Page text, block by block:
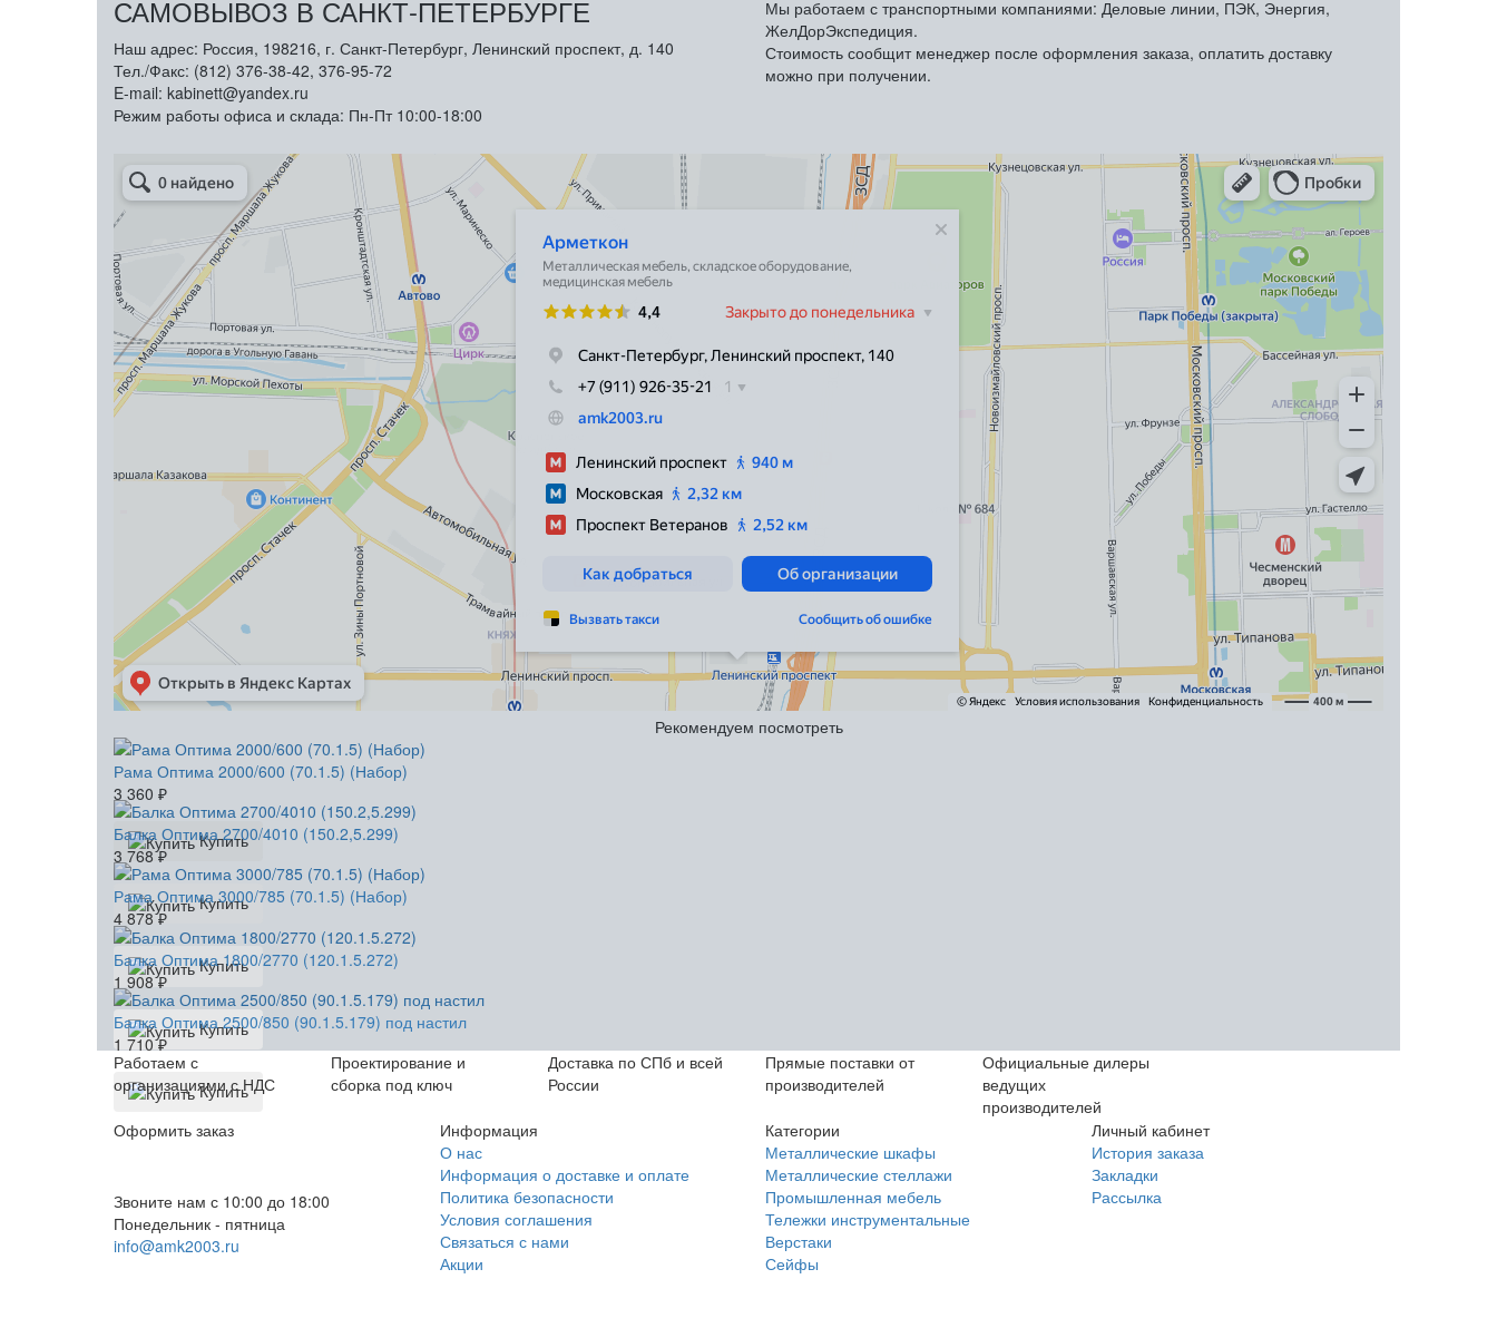
САМОВЫВОЗ В САНКТ-ПЕТЕРБУРГЕ
Наш адрес: Россия, 198216, г. Санкт-Петербург, Ленинский проспект, д. 140
Тел./Факс: (812) 376-38-42, 376-95-72
E-mail: kabinett@yandex.ru
Режим работы офиса и склада: Пн-Пт 10:00-18:00
Мы работаем с транспортными компаниями: Деловые линии, ПЭК, Энергия,
ЖелДорЭкспедиция.
Стоимость сообщит менеджер после оформления заказа, оплатить доставку
можно при получении.
Металлическая мебель в Санкт‑Петербурге
Торговое оборудование в Санкт‑Петербурге
Рекомендуем посмотреть
Рама Оптима 2000/600 (70.1.5) (Набор)
3 360 ₽
Купить
Балка Оптима 2700/4010 (150.2,5.299)
3 768₽
Купить
Рама Оптима 3000/785 (70.1.5) (Набор)
4 878₽
Купить
Балка Оптима 1800/2770 (120.1.5.272)
1 908₽
Купить
Балка Оптима 2500/850 (90.1.5.179) под настил
1 710₽
Купить
Работаем с
организациями с НДС
Проектирование и
сборка под ключ
Доставка по СПб и всей
России
Прямые поставки от
производителей
Официальные дилеры
ведущих
производителей
Оформить заказ
Звоните нам с 10:00 до 18:00
Понедельник - пятница
info@amk2003.ru
Информация
О нас
Информация о доставке и оплате
Политика безопасности
Условия соглашения
Связаться с нами
Акции
Категории
Металлические шкафы
Металлические стеллажи
Промышленная мебель
Тележки инструментальные
Верстаки
Сейфы
Личный кабинет
История заказа
Закладки
Рассылка